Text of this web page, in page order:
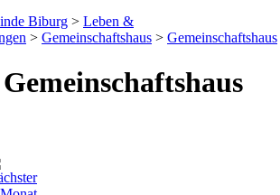
Biburg > Leben &
> Gemeinschaftshaus > Gemeinschaftshaus